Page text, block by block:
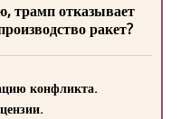
трамп отказывает
ракет?
конфликта.